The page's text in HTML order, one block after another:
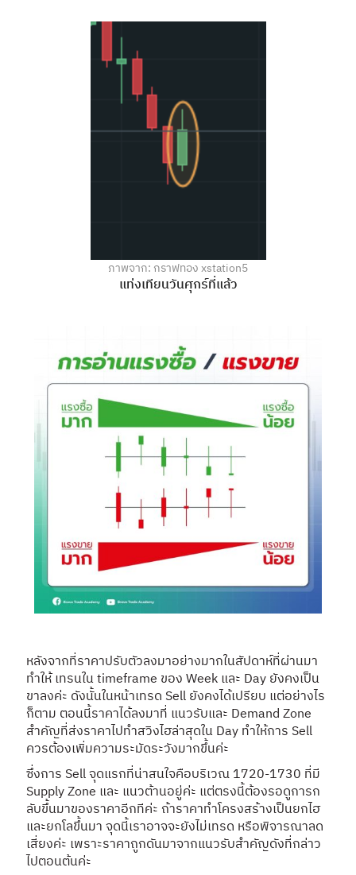
ภาพจาก: กราฟทอง xstation5
แท่งเทียนวันศุกร์ที่แล้ว
หลังจากที่ราคาปรับตัวลงมาอย่างมากในสัปดาห์ที่ผ่านมา
ทำให้ เทรนใน timeframe ของ Week และ Day ยังคงเป็น
ขาลงค่ะ ดังนั้นในหน้าเทรด Sell ยังคงได้เปรียบ แต่อย่างไร
ก็ตาม ตอนนี้ราคาได้ลงมาที่ แนวรับและ Demand Zone
สำคัญที่ส่งราคาไปทำสวิงไฮล่าสุดใน Day ทำให้การ Sell
ควรต้องเพิ่มความระมัดระวังมากขึ้นค่ะ
ซึ่งการ Sell จุดแรกที่น่าสนใจคือบริเวณ 1720-1730 ที่มี
Supply Zone และ แนวต้านอยู่ค่ะ แต่ตรงนี้ต้องรอดูการก
ลับขึ้นมาของราคาอีกทีค่ะ ถ้าราคาทำโครงสร้างเป็นยกไฮ
และยกโลขึ้นมา จุดนี้เราอาจจะยังไม่เทรด หรือพิจารณาลด
เสี่ยงค่ะ เพราะราคาถูกดันมาจากแนวรับสำคัญดังที่กล่าว
ไปตอนต้นค่ะ